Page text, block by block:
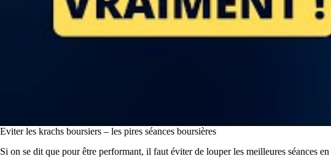
Eviter les krachs boursiers – les pires séances boursières
Si on se dit que pour être performant, il faut éviter de louper les meilleures séances